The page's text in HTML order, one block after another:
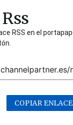
RSS en el
COPIAR ENLACE